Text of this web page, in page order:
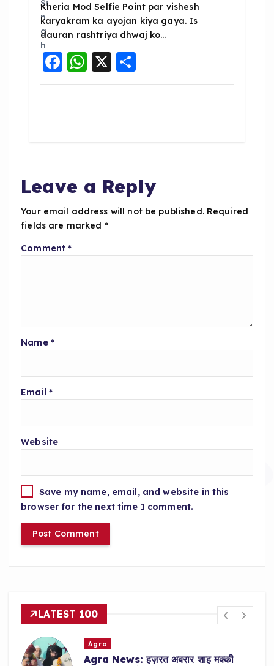
Kheria Mod Selfie Point par vishesh
karyakram ka ayojan kiya gaya. Is
dauran rashtriya dhwaj ko…
F
a
o
k
W
h
p
X S
h
Leave a Reply
Your email address will not be published. Required
fields are marked *
Comment*
Name *
Email *
Website
Save my name, email, and website in this
browser for the next time I comment.
LATEST 100
Agra
Agra News: हज़रत अबरार शाह मक्की